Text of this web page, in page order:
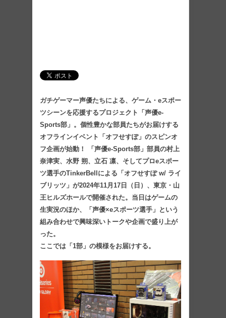
ガチゲーマー声優たちによる、ゲーム・eスポー
ツシーンを応援するプロジェクト「声優e-
Sports部」。個性豊かな部員たちがお届けする
オフラインイベント「オフせすぽ」のスピンオ
フ企画が始動！ 「声優e-Sports部」部員の村上
奈津実、水野 朔、立石 凛、そしてプロeスポー
ツ選手のTinkerBellによる「オフせすぽ w/ ライ
ブリッツ」が2024年11月17日（日）、東京・山
王ヒルズホールで開催された。当日はゲームの
生実況のほか、「声優×eスポーツ選手」という
組み合わせで興味深いトークや企画で盛り上が
った。
ここでは「1部」の模様をお届けする。